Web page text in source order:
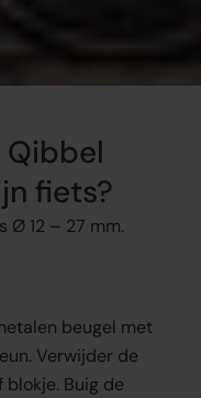
fiets?
Ø 12 – 27 mm.
beugel met
Verwijder de
Buig de